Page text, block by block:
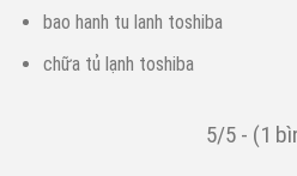
bao hanh tu lanh toshiba
chữa tủ lạnh toshiba
5/5 - (1